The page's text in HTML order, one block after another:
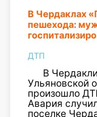
В Чердаклах
пешехода:
ДТП
В
Ульяновской
произошло
Авария
поселке